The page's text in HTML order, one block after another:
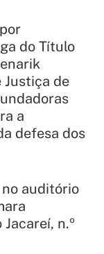
do Título
Justiça de
a
defesa dos
auditório
n.º